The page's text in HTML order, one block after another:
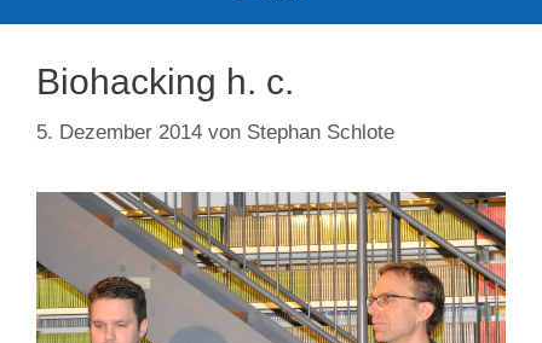
Biohacking h. c.
5. Dezember 2014 von Stephan Schlote